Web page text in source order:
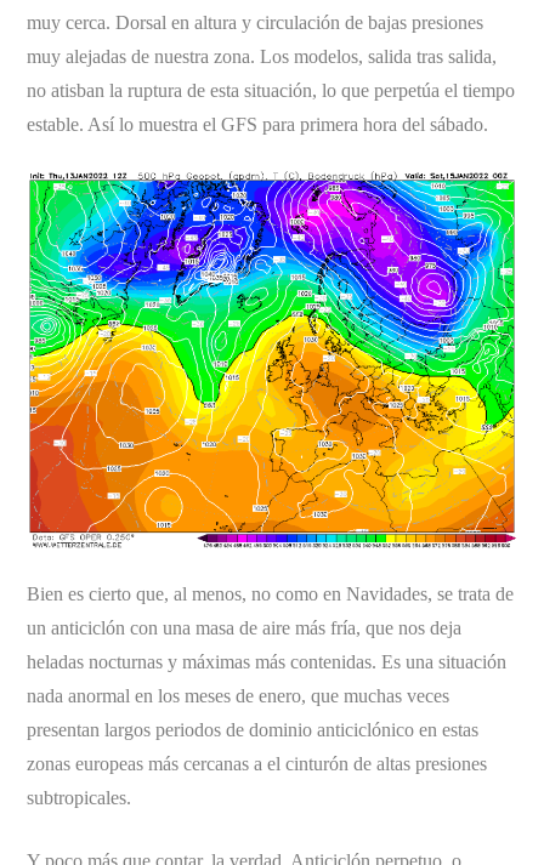
muy cerca. Dorsal en altura y circulación de bajas presiones
muy alejadas de nuestra zona. Los modelos, salida tras salida,
no atisban la ruptura de esta situación, lo que perpetúa el tiempo
estable. Así lo muestra el GFS para primera hora del sábado.
Bien es cierto que, al menos, no como en Navidades, se trata de
un anticiclón con una masa de aire más fría, que nos deja
heladas nocturnas y máximas más contenidas. Es una situación
nada anormal en los meses de enero, que muchas veces
presentan largos periodos de dominio anticiclónico en estas
zonas europeas más cercanas a el cinturón de altas presiones
subtropicales.